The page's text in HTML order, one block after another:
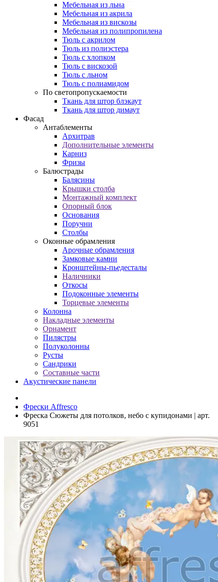
Мебельная из льна
Мебельная из акрила
Мебельная из вискозы
Мебельная из полипропилена
Тюль с акрилом
Тюль из полиэстера
Тюль с хлопком
Тюль с вискозой
Тюль с льном
Тюль с полиамидом
По светопропускаемости
Ткань для штор блэкаут
Ткань для штор димаут
Фасад
Антаблементы
Архитрав
Дополнительные элементы
Карниз
Фризы
Балюстрады
Балясины
Крышки столба
Монтажный комплект
Опорный блок
Основания
Поручни
Столбы
Оконные обрамления
Арочные обрамления
Замковые камни
Кронштейны-пьедесталы
Наличники
Откосы
Подоконные элементы
Торцевые элементы
Колонна
Накладные элементы
Орнамент
Пилястры
Полуколонны
Русты
Сандрики
Составные части
Акустические панели
Фрески Affresco
Фреска Сюжеты для потолков, небо с купидонами | арт.
9051